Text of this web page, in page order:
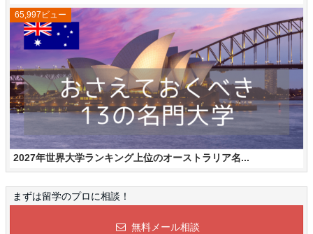
2027年世界大学ランキング上位のオーストラリア名...
65,997ビュー
まずは留学のプロに相談！
無料メール相談